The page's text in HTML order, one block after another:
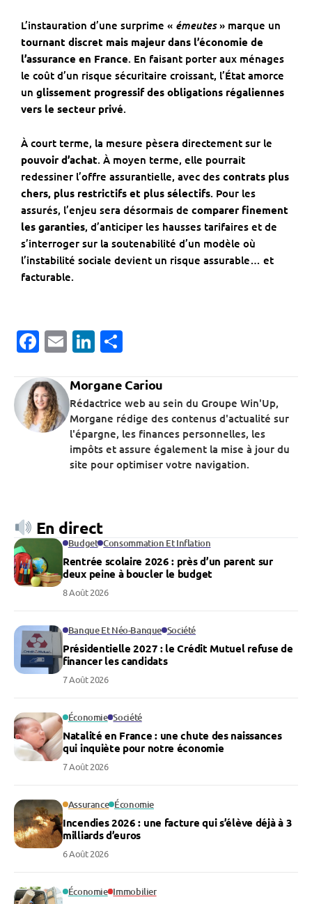
L’instauration d’une surprime « émeutes» marque un
tournant discret mais majeur dans l’économie de
l’assurance en France. En faisant porter aux ménages
le coût d’un risque sécuritaire croissant, l’État amorce
un glissement progressif des obligations régaliennes
vers le secteur privé.
À court terme, la mesure pèsera directement sur le
pouvoir d’achat. À moyen terme, elle pourrait
redessiner l’offre assurantielle, avec des contrats plus
chers, plus restrictifs et plus sélectifs. Pour les
assurés, l’enjeu sera désormais de comparer finement
les garanties, d’anticiper les hausses tarifaires et de
s’interroger sur la soutenabilité d’un modèle où
l’instabilité sociale devient un risque assurable… et
facturable.
Facebook
EmailLinkedIn
Morgane Cariou
Rédactrice web au sein du Groupe Win'Up,
Morgane rédige des contenus d'actualité sur
l'épargne, les finances personnelles, les
impôts et assure également la mise à jour du
site pour optimiser votre navigation.
En direct
Budget Consommation Et Inflation
Rentrée scolaire 2026 : près d’un parent sur
deux peine à boucler le budget
8 Août 2026
Banque Et Néo-Banque Société
Présidentielle 2027 : le Crédit Mutuel refuse de
financer les candidats
7 Août 2026
Économie Société
Natalité en France : une chute des naissances
qui inquiète pour notre économie
7 Août 2026
Assurance Économie
Incendies 2026 : une facture qui s’élève déjà à 3
milliards d’euros
6 Août 2026
Économie Immobilier